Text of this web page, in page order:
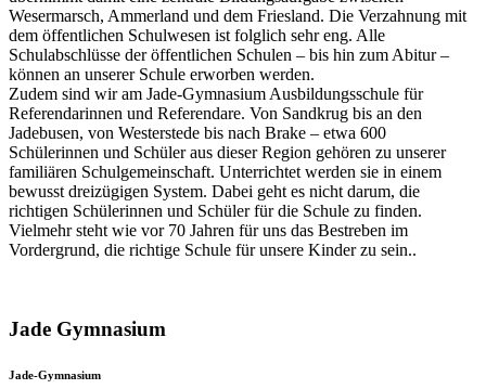
Wesermarsch, Ammerland und dem Friesland. Die Verzahnung mit
dem öffentlichen Schulwesen ist folglich sehr eng. Alle
Schulabschlüsse der öffentlichen Schulen – bis hin zum Abitur –
können an unserer Schule erworben werden.
Zudem sind wir am Jade-Gymnasium Ausbildungsschule für
Referendarinnen und Referendare. Von Sandkrug bis an den
Jadebusen, von Westerstede bis nach Brake – etwa 600
Schülerinnen und Schüler aus dieser Region gehören zu unserer
familiären Schulgemeinschaft. Unterrichtet werden sie in einem
bewusst dreizügigen System. Dabei geht es nicht darum, die
richtigen Schülerinnen und Schüler für die Schule zu finden.
Vielmehr steht wie vor 70 Jahren für uns das Bestreben im
Vordergrund, die richtige Schule für unsere Kinder zu sein..
Jade Gymnasium
Jade-Gymnasium